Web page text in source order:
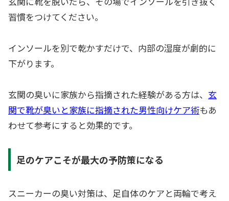
習慣をつけてください。
インソールを別で乾かすだけで、内部の湿度が劇的に
下がります。
玄関の臭いに家族から指摘された経験がある方は、 玄
関で靴が臭いと家族に指摘された男性向けケア術もあ
わせて参考にすると効果的です。
足のケアこそが最大の予防策になる
スニーカーの臭い対策は、足自体のケアと両輪で考え